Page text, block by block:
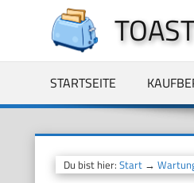
springen
STARTSEITE
Du bist hier: Start→